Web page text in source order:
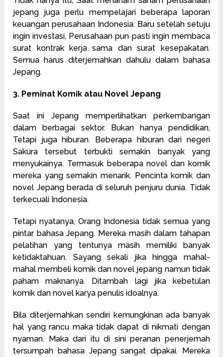
jepang juga perlu mempelajari beberapa laporan
keuangan perusahaan Indonesia. Baru setelah setuju
ingin investasi, Perusahaan pun pasti ingin membaca
surat kontrak kerja sama dan surat kesepakatan.
Semua harus diterjemahkan dahulu dalam bahasa
Jepang.
3. Peminat Komik atau Novel Jepang
Saat ini Jepang memperlihatkan perkembangan
dalam berbagai sektor. Bukan hanya pendidikan,
Tetapi juga hiburan. Beberapa hiburan dari negeri
Sakura tersebut terbukti semakin banyak yang
menyukainya. Termasuk beberapa novel dan komik
mereka yang semakin menarik. Pencinta komik dan
novel Jepang berada di seluruh penjuru dunia. Tidak
terkecuali Indonesia.
Tetapi nyatanya, Orang Indonesia tidak semua yang
pintar bahasa Jepang. Mereka masih dalam tahapan
pelatihan yang tentunya masih memiliki banyak
ketidaktahuan. Sayang sekali jika hingga mahal-
mahal membeli komik dan novel jepang namun tidak
paham maknanya. Ditambah lagi jika kebetulan
komik dan novel karya penulis idoalnya.
Bila diterjemahkan sendiri kemungkinan ada banyak
hal yang rancu maka tidak dapat di nikmati dengan
nyaman. Maka dari itu di sini peranan penerjemah
tersumpah bahasa Jepang sangat dipakai. Mereka